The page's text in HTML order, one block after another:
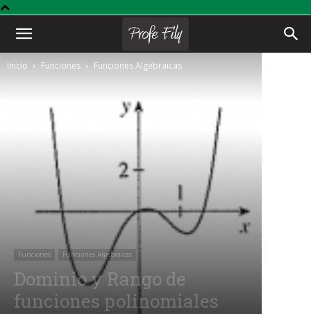
Profe
Inicio Funciones Funciones Algebraicas
Funciones Funciones Algebraicas
Dominio y Rango de
funciones polinomiales